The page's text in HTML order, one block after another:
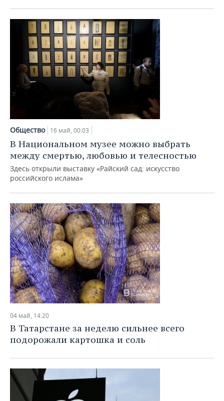
Общество 16 май, 00:03
В Национальном музее можно выбрать
между смертью, любовью и телесностью
Здесь открыли выставку «Райский сад: искусство
российского ислама»
04 май, 14:20
В Татарстане за неделю сильнее всего
подорожали картошка и соль